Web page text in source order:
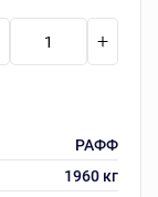
РАФФ
1960 кг
+